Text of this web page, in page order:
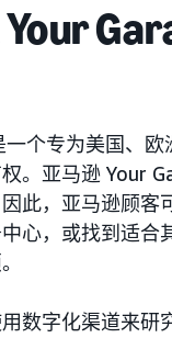
一个专为美国、
。亚马逊 Your
此，亚马逊顾
心，或找到适
数字化渠道来